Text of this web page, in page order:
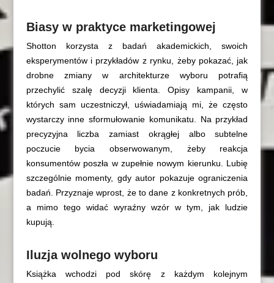
Biasy w praktyce marketingowej
Shotton korzysta z badań akademickich, swoich
eksperymentów i przykładów z rynku, żeby pokazać, jak
drobne zmiany w architekturze wyboru potrafią
przechylić szalę decyzji klienta. Opisy kampanii, w
których sam uczestniczył, uświadamiają mi, że często
wystarczy inne sformułowanie komunikatu. Na przykład
precyzyjna liczba zamiast okrągłej albo subtelne
poczucie bycia obserwowanym, żeby reakcja
konsumentów poszła w zupełnie nowym kierunku. Lubię
szczególnie momenty, gdy autor pokazuje ograniczenia
badań. Przyznaje wprost, że to dane z konkretnych prób,
a mimo tego widać wyraźny wzór w tym, jak ludzie
kupują.
Iluzja wolnego wyboru
Książka wchodzi pod skórę z każdym kolejnym